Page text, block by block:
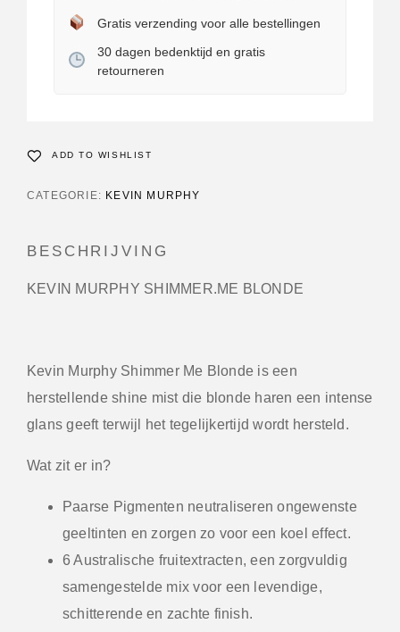
Gratis verzending voor alle bestellingen
30 dagen bedenktijd en gratis
retourneren
ADD TO WISHLIST
CATEGORIE: KEVIN MURPHY
BESCHRIJVING
KEVIN MURPHY SHIMMER.ME BLONDE
Kevin Murphy Shimmer Me Blonde is een
herstellende shine mist die blonde haren een intense
glans geeft terwijl het tegelijkertijd wordt hersteld.
Wat zit er in?
Paarse Pigmenten neutraliseren ongewenste
geeltinten en zorgen zo voor een koel effect.
6 Australische fruitextracten, een zorgvuldig
samengestelde mix voor een levendige,
schitterende en zachte finish.